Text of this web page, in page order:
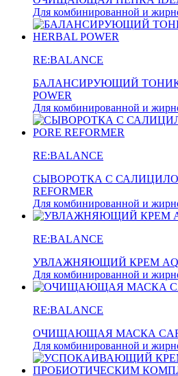
Для комбинированной и
RE:BALANCE
БАЛАНСИРУЮЩИЙ
POWER
Для комбинированной и
RE:BALANCE
СЫВОРОТКА С
REFORMER
Для комбинированной и
RE:BALANCE
УВЛАЖНЯЮЩИЙ КРЕМ
Для комбинированной и
RE:BALANCE
ОЧИЩАЮЩАЯ МАСКА
Для комбинированной и